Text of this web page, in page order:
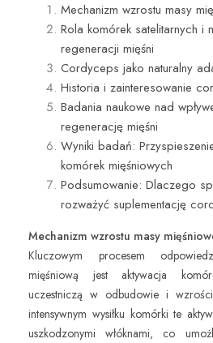
Mechanizm wzrostu masy
Rola komórek satelitarnych i
regeneracji mięśni
Cordyceps jako naturalny
Historia i zainteresowanie
Badania naukowe nad
regenerację mięśni
Wyniki badań:
komórek mięśniowych
Podsumowanie: Dlaczego
rozważyć suplementację
Mechanizm wzrostu masy
Kluczowym procesem
mięśniową jest aktywacja
uczestniczą w odbudowie i
intensywnym wysiłku komórki te
uszkodzonymi włóknami, co